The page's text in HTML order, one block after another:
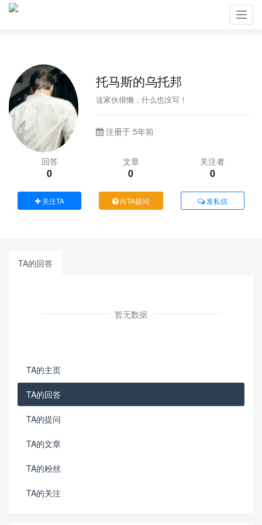
托马斯的乌托邦
这家伙很懒，什么也没写！
注册于 5年前
回答
0
文章
0
关注者
0
关注TA 向TA提问 发私信
TA的回答
暂无数据
TA的主页
TA的回答
TA的提问
TA的文章
TA的粉丝
TA的关注